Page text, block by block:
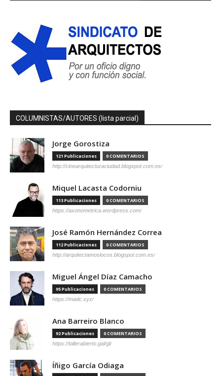
COLUMNISTAS/AUTORES (lista parcial)
Jorge Gorostiza
121 Publicaciones 0 COMENTARIOS
http://cinearquitecturaciudad.blogspot.com.es/
Miquel Lacasta Codorniu
113 Publicaciones 0 COMENTARIOS
https://axonometrica.wordpress.com/
José Ramón Hernández Correa
112 Publicaciones 0 COMENTARIOS
http://arquitectamoslocos.blogspot.com.es/
Miguel Ángel Díaz Camacho
95 Publicaciones 0 COMENTARIOS
https://madc.xyz/
Ana Barreiro Blanco
92 Publicaciones 0 COMENTARIOS
https://tallerabierto.gal/gl/
Íñigo García Odiaga